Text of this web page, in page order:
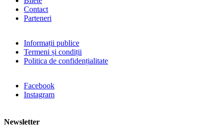
Contact
Parteneri
Informații publice
Termeni și condiții
Politica de confidențialitate
Facebook
Instagram
Newsletter